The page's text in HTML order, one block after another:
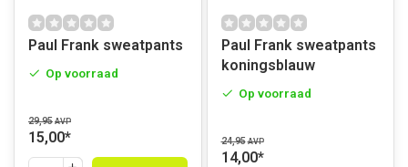
Paul Frank sweatpants
Op voorraad
29,95 AVP
15,00*
Paul Frank sweatpants
koningsblauw
Op voorraad
24,95 AVP
14,00*